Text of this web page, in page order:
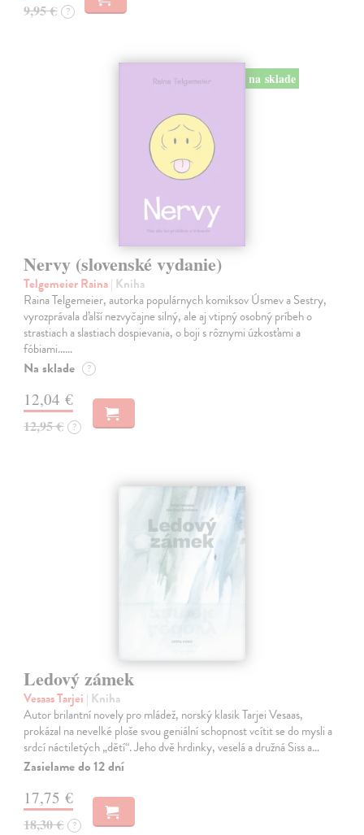
9,95 € ?
na sklade
Nervy (slovenské vydanie)
Telgemeier Raina| Kniha
Raina Telgemeier, autorka populárnych komiksov Úsmev a Sestry,
vyrozprávala ďalší nezvyčajne silný, ale aj vtipný osobný príbeh o
strastiach a slastiach dospievania, o boji s rôznymi úzkosťami a
fóbiami...…
Na sklade ?
12,04 €
12,95 € ?
Ledový zámek
Vesaas Tarjei | Kniha
Autor brilantní novely pro mládež, norský klasik Tarjei Vesaas,
prokázal na nevelké ploše svou geniální schopnost vcítit se do mysli a
srdcí náctiletých „dětí“. Jeho dvě hrdinky, veselá a družná Siss a…
Zasielame do 12 dní
17,75 €
18,30 € ?